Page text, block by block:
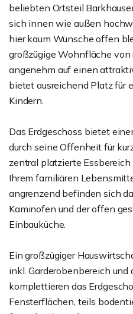
beliebten Ortsteil
sich innen wie außen
hier kaum Wünsche offen
großzügige Wohnfläche
angenehm auf einen
bietet ausreichend Platz für
Kindern.
Das Erdgeschoss bietet
durch seine Offenheit für
zentral platzierte
Ihrem familiären
angrenzend befinden sich
Kaminofen und der offen
Einbauküche.
Ein großzügiger
inkl. Garderobenbereich und
komplettieren das
Fensterflächen, teils